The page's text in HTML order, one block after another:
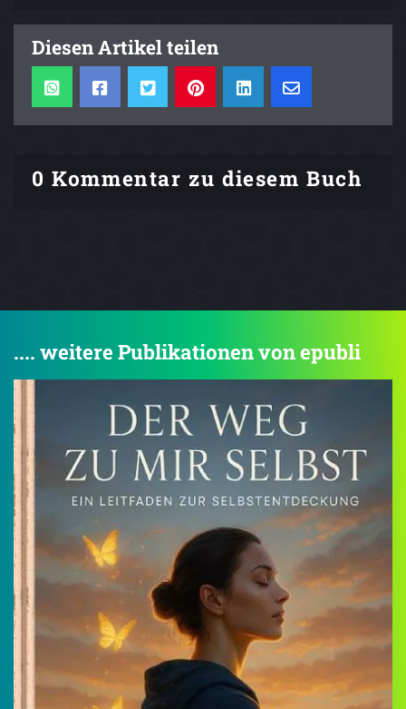
Diesen Artikel teilen
0 Kommentar zu diesem Buch
.... weitere Publikationen von epubli